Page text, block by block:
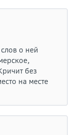
о ней
без
на месте